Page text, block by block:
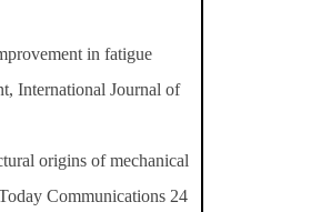
in fatigue
International Journal of
origins of mechanical
Communications 24